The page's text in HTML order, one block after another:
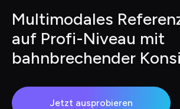
Multimodales
auf Profi-Niveau mit
bahnbrechender
Jetzt ausprobieren